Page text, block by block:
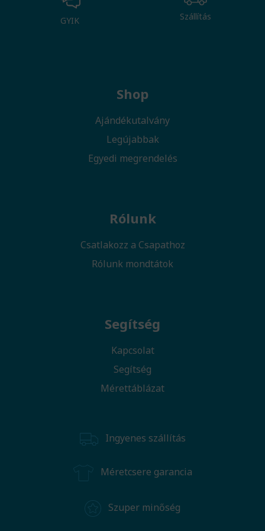
GYIK Szállítás
Shop
Ajándékutalvány
Legújabbak
Egyedi megrendelés
Rólunk
Csatlakozz a Csapathoz
Rólunk mondtátok
Segítség
Kapcsolat
Segítség
Mérettáblázat
Ingyenes szállítás
Méretcsere garancia
Szuper minőség